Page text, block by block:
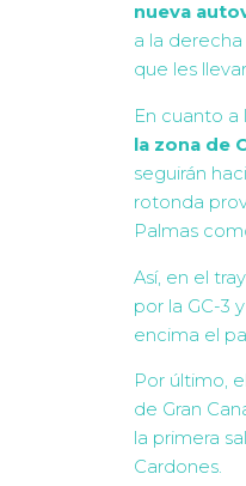
nueva
a la
que les
En cuanto a
la zona de
seguirán
rotonda
Palmas
Así, en el
por la GC-3
encima el
Por último,
de Gran
la primera
Cardones.